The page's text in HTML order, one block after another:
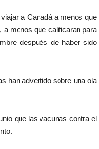
a Canadá a menos que
a menos que calificaran para
después de haber sido
han advertido sobre una ola
que las vacunas contra el